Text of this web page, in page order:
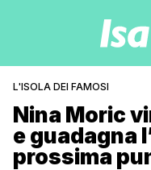
L'ISOLA DEI FAMOSI
Nina Moric
e guadagna
prossima